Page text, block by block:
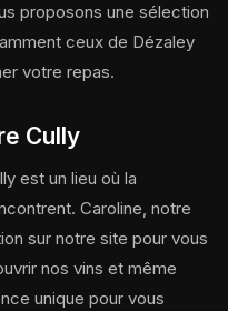
proposons une sélection
ceux de Dézaley
votre repas.
Cully
est un lieu où la
Caroline, notre
sur notre site pour vous
nos vins et même
unique pour vous